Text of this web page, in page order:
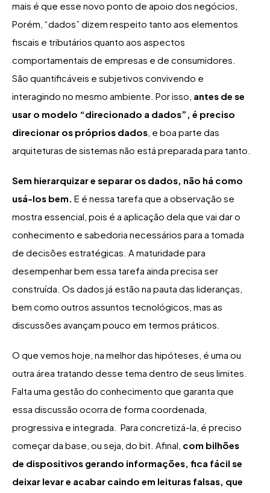
mais é que esse novo ponto de apoio dos negócios,
Porém, “dados” dizem respeito tanto aos elementos
fiscais e tributários quanto aos aspectos
comportamentais de empresas e de consumidores.
São quantificáveis e subjetivos convivendo e
interagindo no mesmo ambiente. Por isso, antes de se
usar o modelo “direcionado a dados”, é preciso
direcionar os próprios dados, e boa parte das
arquiteturas de sistemas não está preparada para tanto.
Sem hierarquizar e separar os dados, não há como
usá-los bem. E é nessa tarefa que a observação se
mostra essencial, pois é a aplicação dela que vai dar o
conhecimento e sabedoria necessários para a tomada
de decisões estratégicas. A maturidade para
desempenhar bem essa tarefa ainda precisa ser
construída. Os dados já estão na pauta das lideranças,
bem como outros assuntos tecnológicos, mas as
discussões avançam pouco em termos práticos.
O que vemos hoje, na melhor das hipóteses, é uma ou
outra área tratando desse tema dentro de seus limites.
Falta uma gestão do conhecimento que garanta que
essa discussão ocorra de forma coordenada,
progressiva e integrada. Para concretizá-la, é preciso
começar da base, ou seja, do bit. Afinal, com bilhões
de dispositivos gerando informações, fica fácil se
deixar levar e acabar caindo em leituras falsas, que